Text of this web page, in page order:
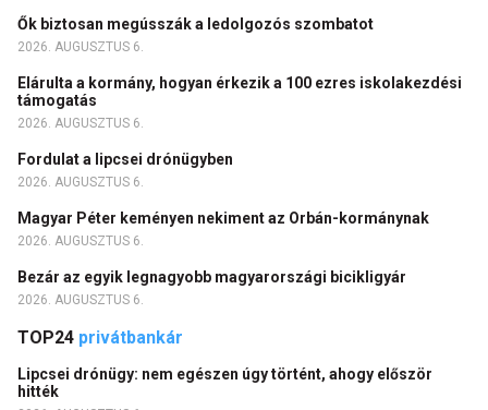
Ők biztosan megússzák a ledolgozós szombatot
2026. AUGUSZTUS 6.
Elárulta a kormány, hogyan érkezik a 100 ezres iskolakezdési
támogatás
2026. AUGUSZTUS 6.
Fordulat a lipcsei drónügyben
2026. AUGUSZTUS 6.
Magyar Péter keményen nekiment az Orbán-kormánynak
2026. AUGUSZTUS 6.
Bezár az egyik legnagyobb magyarországi bicikligyár
2026. AUGUSZTUS 6.
TOP24 privátbankár
Lipcsei drónügy: nem egészen úgy történt, ahogy először
hitték